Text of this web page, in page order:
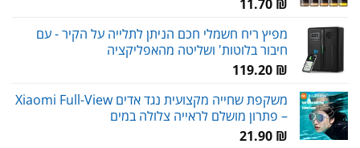
11.70 ₪
מפיץ ריח חשמלי חכם הניתן לתלייה על הקיר - עם
חיבור בלוטות' ושליטה מהאפליקציה
119.20 ₪
משקפת שחייה מקצועית נגד אדים Xiaomi Full-View
– פתרון מושלם לראייה צלולה במים
21.90 ₪